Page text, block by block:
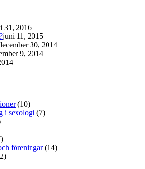
31, 2016
juni 11, 2015
30, 2014
9, 2014
(10)
i sexologi (7)
föreningar(14)